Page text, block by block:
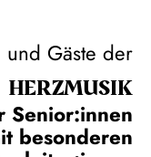
und Gäste der
HERZ­MUSIK
Senior:innen
besonderen